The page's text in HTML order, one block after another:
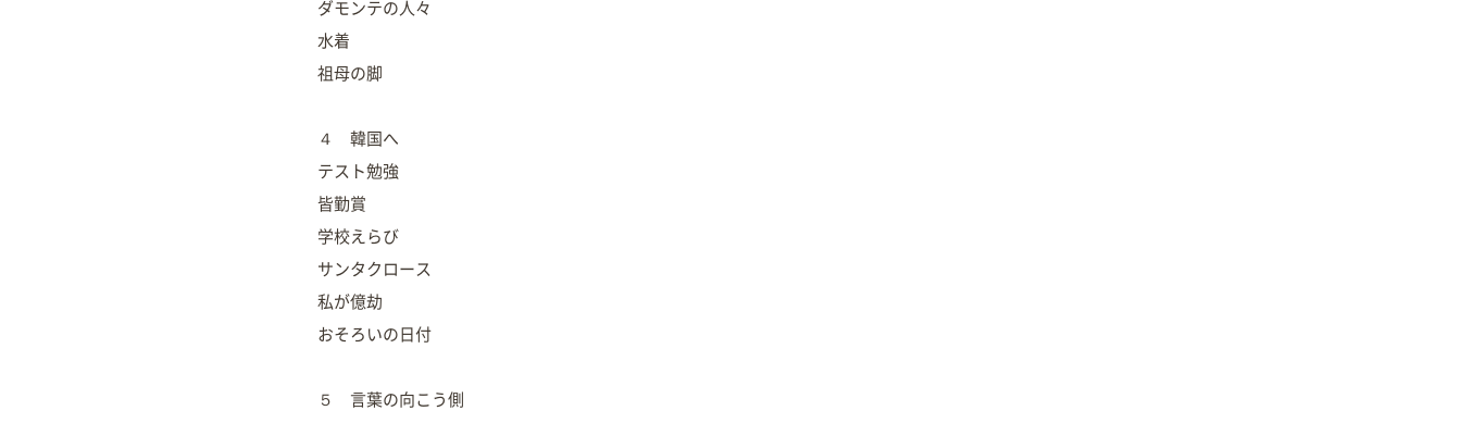
ダモンテの人々
水着
祖母の脚
４ 韓国へ
テスト勉強
皆勤賞
学校えらび
サンタクロース
私が億劫
おそろいの日付
５ 言葉の向こう側